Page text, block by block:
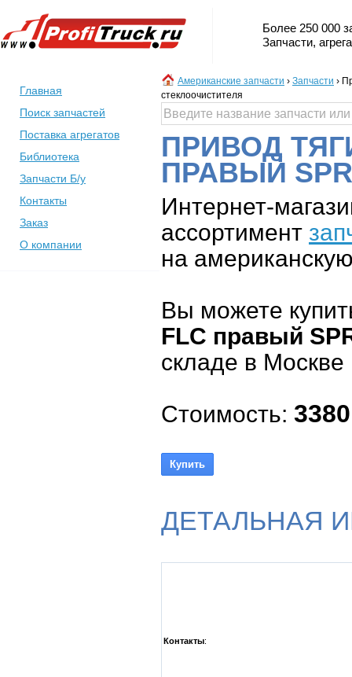
Более 250 000
Запчасти,
Главная
Поиск запчастей
Поставка агрегатов
Библиотека
Запчасти Б/у
Контакты
Заказ
О компании
Американские запчасти › Запчасти ›
стеклоочистителя
ПРИВОД
ПРАВЫЙ
Интернет-
ассортимент
на
Вы можете
FLC правый
складе в Москве
Стоимость: 3380
ДЕТАЛЬНАЯ
Контакты: